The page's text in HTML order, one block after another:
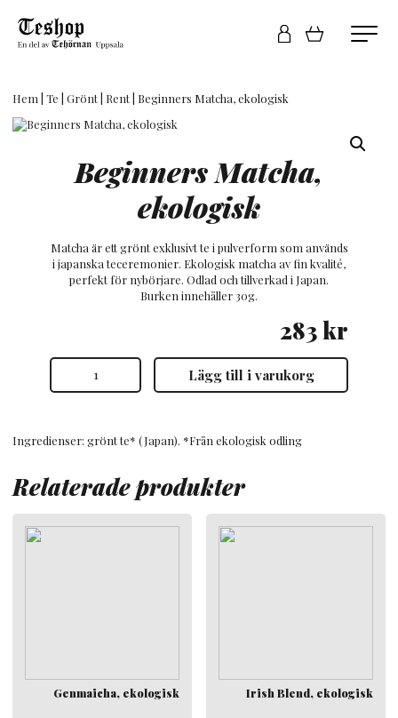
Hem Te Grönt Rent | Beginners Matcha, ekologisk
Beginners Matcha,
ekologisk
Matcha är ett grönt exklusivt te i pulverform som används
i japanska teceremonier. Ekologisk matcha av fin kvalité,
perfekt för nybörjare. Odlad och tillverkad i Japan.
Burken innehåller 30g.
283kr
Beginners
Matcha,
ekologisk
Lägg till i varukorg
Ingredienser: grönt te* (Japan). *Från ekologisk odling
Relaterade produkter
Genmaicha, ekologisk Irish Blend, ekologisk